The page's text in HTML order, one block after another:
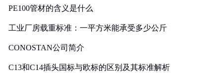
PE100管材的含义是什么
工业厂房载重标准：一平方米能承受多少公斤
CONOSTAN公司简介
C13和C14插头国标与欧标的区别及其标准解析